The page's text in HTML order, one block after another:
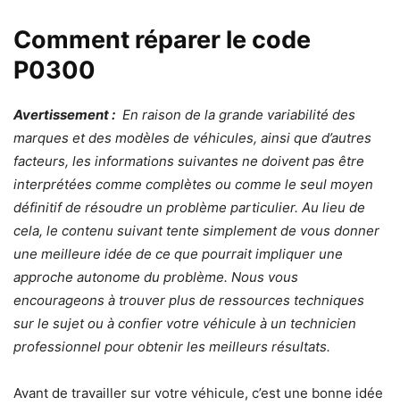
Comment réparer le code
P0300
Avertissement : En raison de la grande variabilité des
marques et des modèles de véhicules, ainsi que d’autres
facteurs, les informations suivantes ne doivent pas être
interprétées comme complètes ou comme le seul moyen
définitif de résoudre un problème particulier. Au lieu de
cela, le contenu suivant tente simplement de vous donner
une meilleure idée de ce que pourrait impliquer une
approche autonome du problème. Nous vous
encourageons à trouver plus de ressources techniques
sur le sujet ou à confier votre véhicule à un technicien
professionnel pour obtenir les meilleurs résultats.
Avant de travailler sur votre véhicule, c’est une bonne idée